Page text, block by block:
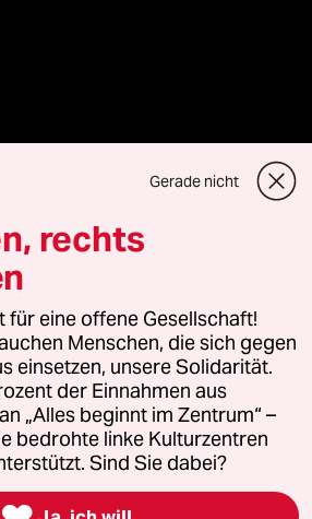
Vertriebs GmbH
rechtlichen Fragen oder für Genehmigungen
lizenzen@taz.de
Kommune-Richtlinien
Datenschutz Impressum AGB
widerrufen (Ads)
Gerade nicht
rechts
eine offene Gesellschaft!
Menschen, die sich gegen
einsetzen, unsere Solidarität.
der Einnahmen aus
„Alles beginnt im Zentrum“ –
bedrohte linke Kulturzentren
Sind Sie dabei?